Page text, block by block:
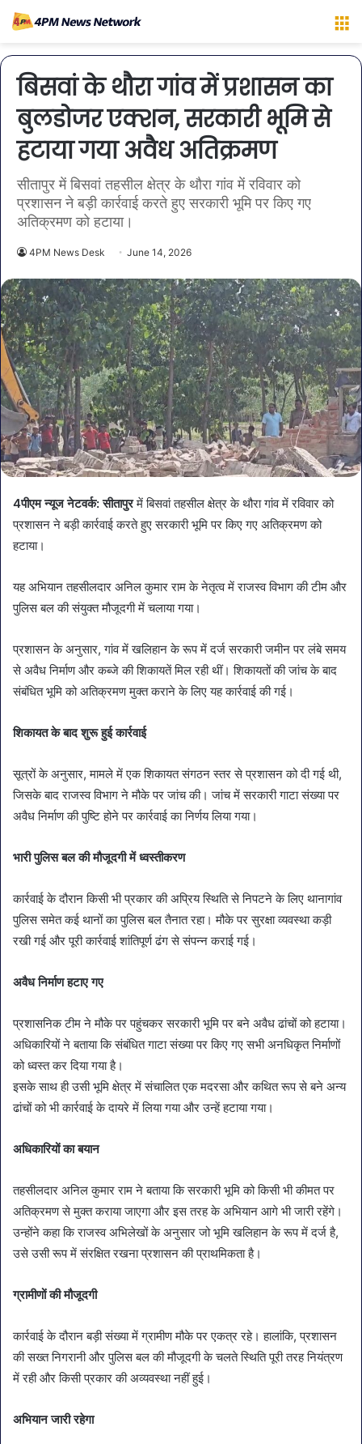
बिसवां के थौरा गांव में प्रशासन का
बुलडोजर एक्शन, सरकारी भूमि से
हटाया गया अवैध अतिक्रमण
सीतापुर में बिसवां तहसील क्षेत्र के थौरा गांव में रविवार को
प्रशासन ने बड़ी कार्रवाई करते हुए सरकारी भूमि पर किए गए
अतिक्रमण को हटाया।
4PM News Desk June 14, 2026
4पीएम न्यूज नेटवर्क: सीतापुरमें बिसवां तहसील क्षेत्र के थौरा गांव में रविवार को
प्रशासन ने बड़ी कार्रवाई करते हुए सरकारी भूमि पर किए गए अतिक्रमण को
हटाया।
यह अभियान तहसीलदार अनिल कुमार राम के नेतृत्व में राजस्व विभाग की टीम और
पुलिस बल की संयुक्त मौजूदगी में चलाया गया।
प्रशासन के अनुसार, गांव में खलिहान के रूप में दर्ज सरकारी जमीन पर लंबे समय
से अवैध निर्माण और कब्जे की शिकायतें मिल रही थीं। शिकायतों की जांच के बाद
संबंधित भूमि को अतिक्रमण मुक्त कराने के लिए यह कार्रवाई की गई।
शिकायत के बाद शुरू हुई कार्रवाई
सूत्रों के अनुसार, मामले में एक शिकायत संगठन स्तर से प्रशासन को दी गई थी,
जिसके बाद राजस्व विभाग ने मौके पर जांच की। जांच में सरकारी गाटा संख्या पर
अवैध निर्माण की पुष्टि होने पर कार्रवाई का निर्णय लिया गया।
भारी पुलिस बल की मौजूदगी में ध्वस्तीकरण
कार्रवाई के दौरान किसी भी प्रकार की अप्रिय स्थिति से निपटने के लिए थानागांव
पुलिस समेत कई थानों का पुलिस बल तैनात रहा। मौके पर सुरक्षा व्यवस्था कड़ी
रखी गई और पूरी कार्रवाई शांतिपूर्ण ढंग से संपन्न कराई गई।
अवैध निर्माण हटाए गए
प्रशासनिक टीम ने मौके पर पहुंचकर सरकारी भूमि पर बने अवैध ढांचों को हटाया।
अधिकारियों ने बताया कि संबंधित गाटा संख्या पर किए गए सभी अनधिकृत निर्माणों
को ध्वस्त कर दिया गया है।
इसके साथ ही उसी भूमि क्षेत्र में संचालित एक मदरसा और कथित रूप से बने अन्य
ढांचों को भी कार्रवाई के दायरे में लिया गया और उन्हें हटाया गया।
अधिकारियों का बयान
तहसीलदार अनिल कुमार राम ने बताया कि सरकारी भूमि को किसी भी कीमत पर
अतिक्रमण से मुक्त कराया जाएगा और इस तरह के अभियान आगे भी जारी रहेंगे।
उन्होंने कहा कि राजस्व अभिलेखों के अनुसार जो भूमि खलिहान के रूप में दर्ज है,
उसे उसी रूप में संरक्षित रखना प्रशासन की प्राथमिकता है।
ग्रामीणों की मौजूदगी
कार्रवाई के दौरान बड़ी संख्या में ग्रामीण मौके पर एकत्र रहे। हालांकि, प्रशासन
की सख्त निगरानी और पुलिस बल की मौजूदगी के चलते स्थिति पूरी तरह नियंत्रण
में रही और किसी प्रकार की अव्यवस्था नहीं हुई।
अभियान जारी रहेगा